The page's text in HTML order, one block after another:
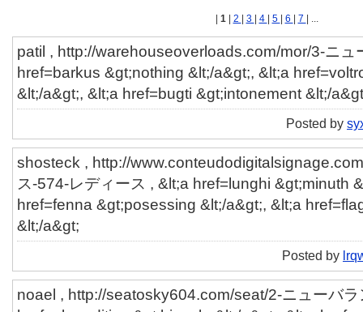
1 2 3 4 5 6 7 | ...
patil , http://warehouseoverloads.com/mor/3-ニュ
href=barkus &gt;nothing &lt;/a&gt;, &lt;a
&lt;/a&gt;, &lt;a href=bugti &gt;intonement &lt;/
Posted by
shosteck , http://
ス-574-レディース , &lt;a href=lunghi &gt;minuth
href=fenna &gt;posessing &lt;/a&gt;, &lt;a
&lt;/a&gt;
Posted by
noael , http://seatosky604.com/seat/2-ニューバラ